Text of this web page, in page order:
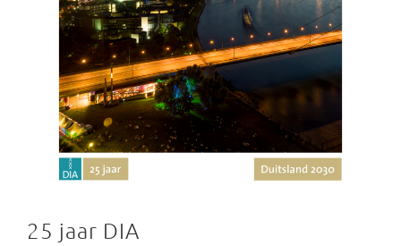
25 jaar DIA